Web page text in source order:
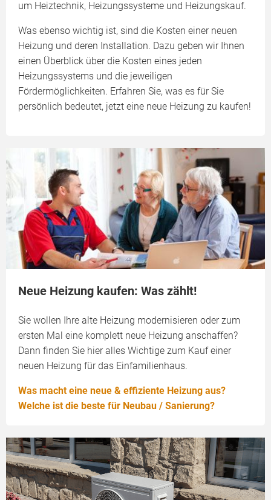
um Heiztechnik, Heizungssysteme und Heizungskauf.
Was ebenso wichtig ist, sind die Kosten einer neuen
Heizung und deren Installation. Dazu geben wir Ihnen
einen Überblick über die Kosten eines jeden
Heizungssystems und die jeweiligen
Fördermöglichkeiten. Erfahren Sie, was es für Sie
persönlich bedeutet, jetzt eine neue Heizung zu kaufen!
Neue Heizung kaufen: Was zählt!
Sie wollen Ihre alte Heizung modernisieren oder zum
ersten Mal eine komplett neue Heizung anschaffen?
Dann finden Sie hier alles Wichtige zum Kauf einer
neuen Heizung für das Einfamilienhaus.
Was macht eine neue & effiziente Heizung aus?
Welche ist die beste für Neubau / Sanierung?